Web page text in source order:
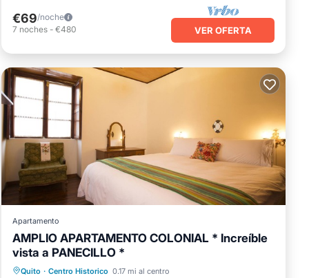
€69/noche
7 noches - €480 VER OFERTA
Apartamento
AMPLIO APARTAMENTO COLONIAL * Increíble
vista a PANECILLO *
Quito · Centro Historico 0.17 mi al centro
Aparcamiento
Balcón/Terraza